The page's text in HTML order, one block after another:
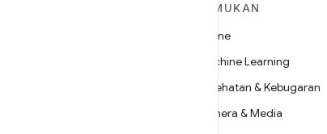
TEMUKAN
Game
Machine Learning
Kesehatan & Kebugaran
Kamera & Media